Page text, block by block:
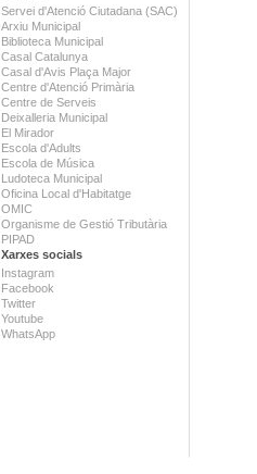
Servei d'Atenció Ciutadana (SAC)
Arxiu Municipal
Biblioteca Municipal
Casal Catalunya
Casal d'Avis Plaça Major
Centre d'Atenció Primària
Centre de Serveis
Deixalleria Municipal
El Mirador
Escola d'Adults
Escola de Música
Ludoteca Municipal
Oficina Local d'Habitatge
OMIC
Organisme de Gestió Tributària
PIPAD
Xarxes socials
Instagram
Facebook
Twitter
Youtube
WhatsApp